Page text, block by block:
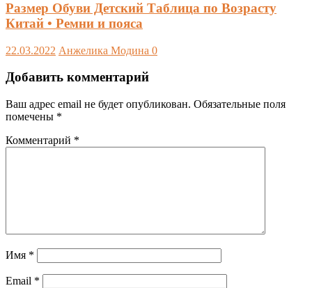
Размер Обуви Детский Таблица по Возрасту
Китай • Ремни и пояса
22.03.2022 Анжелика Модина 0
Добавить комментарий
Ваш адрес email не будет опубликован. Обязательные поля
помечены *
Комментарий *
Имя *
Email *